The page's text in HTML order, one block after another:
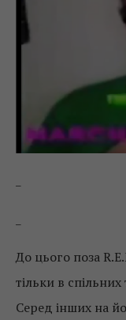
До цього поза
тільки в
Серед інших на